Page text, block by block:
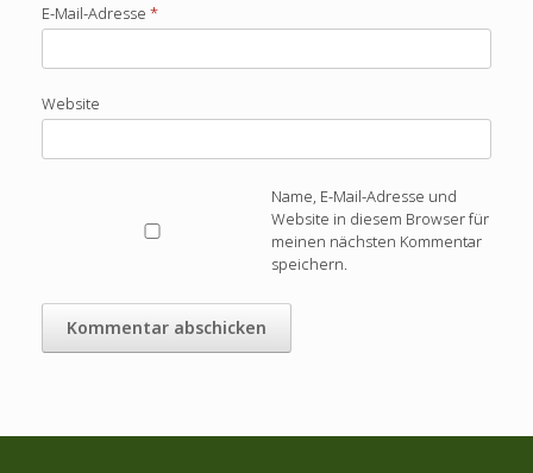
E-Mail-Adresse *
Website
Name, E-Mail-Adresse und
Website in diesem Browser für
meinen nächsten Kommentar
speichern.